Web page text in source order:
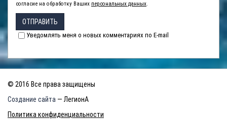
согласие на обработку Ваших персональных данных.
ОТПРАВИТЬ
Уведомлять меня о новых комментариях по E-mail
© 2016 Все права защищены
Создание сайта — ЛегионА
Политика конфиденциальности